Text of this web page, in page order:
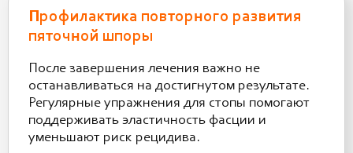
Профилактика повторного развития
пяточной шпоры
После завершения лечения важно не
останавливаться на достигнутом результате.
Регулярные упражнения для стопы помогают
поддерживать эластичность фасции и
уменьшают риск рецидива.